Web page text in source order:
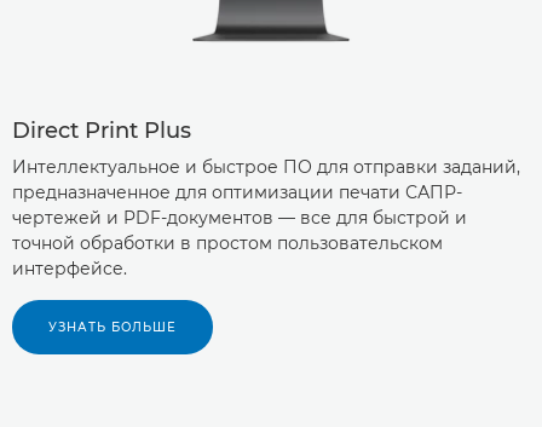
Direct Print Plus
Интеллектуальное и быстрое ПО для отправки заданий,
предназначенное для оптимизации печати САПР-
чертежей и PDF-документов — все для быстрой и
точной обработки в простом пользовательском
интерфейсе.
УЗНАТЬ БОЛЬШЕ